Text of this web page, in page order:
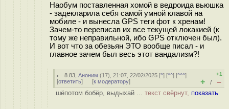
Наобум поставленная хомой в ведроида вьюшка
- задекларила себя самой умной клавой на
мобиле - и вынесла GPS теги фот к хренам!
Зачем-то переписав их все текущей локакией (к
тому же неправильной, ибо GPS отключен был).
И вот что за обезьян ЭТО вообще писал - и
главное зачем был весь этот вандализм?!
8.83 ,Аноним (17), 21:07, 22/02/2025 [^] [^^] [^^^]
[ответить] [к модератору]
+1
+ / –
шёпотом бобёр, выдыхай ... текст свёрнут, показать